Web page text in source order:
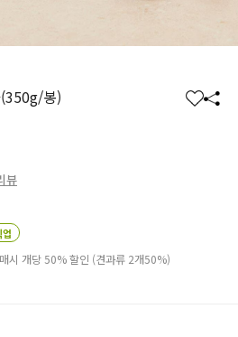
봉)
찜 공
뷰
업
시 개당 50% 할인 (견과류 2개50%)